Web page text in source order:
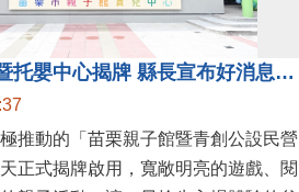
苗栗親子館暨托嬰中心揭牌 縣長宣布好消息：9月1日起調降臨時托嬰費用
推動的「苗栗親子館暨青創公設民營
正式揭牌啟用，寬敞明亮的遊戲、閱